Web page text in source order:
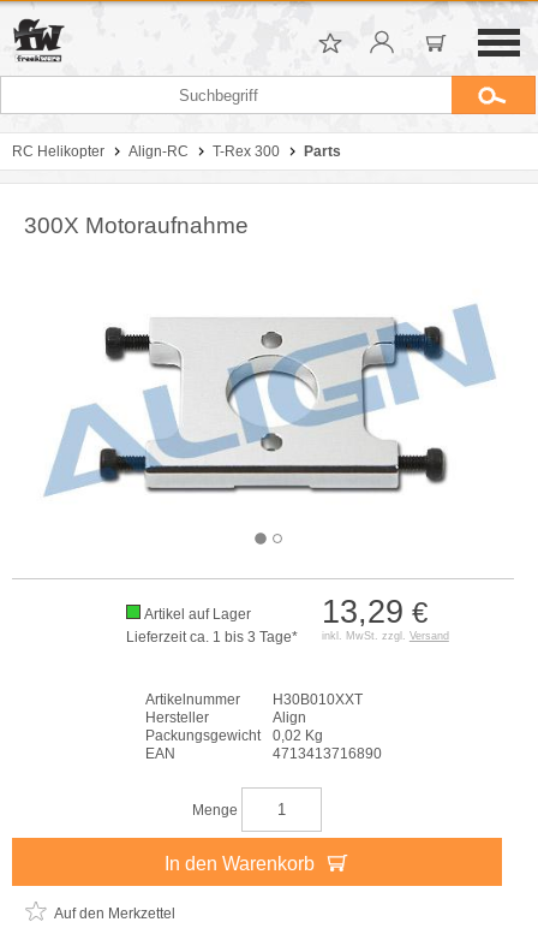
RC Helikopter Align-RC T-Rex 300 Parts
300X Motoraufnahme
13,29 €
inkl. MwSt. zzgl. Versand
Artikel auf Lager
Lieferzeit ca. 1 bis 3 Tage*
Artikelnummer
H30B010XXT
Hersteller
Align
Packungsgewicht
0,02 Kg
EAN
4713413716890
Menge
In den Warenkorb
Auf den Merkzettel